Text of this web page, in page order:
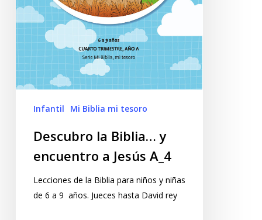
Infantil Mi Biblia mi tesoro
Descubro la Biblia… y
encuentro a Jesús A_4
Lecciones de la Biblia para niños y niñas
de 6 a 9 años. Jueces hasta David rey